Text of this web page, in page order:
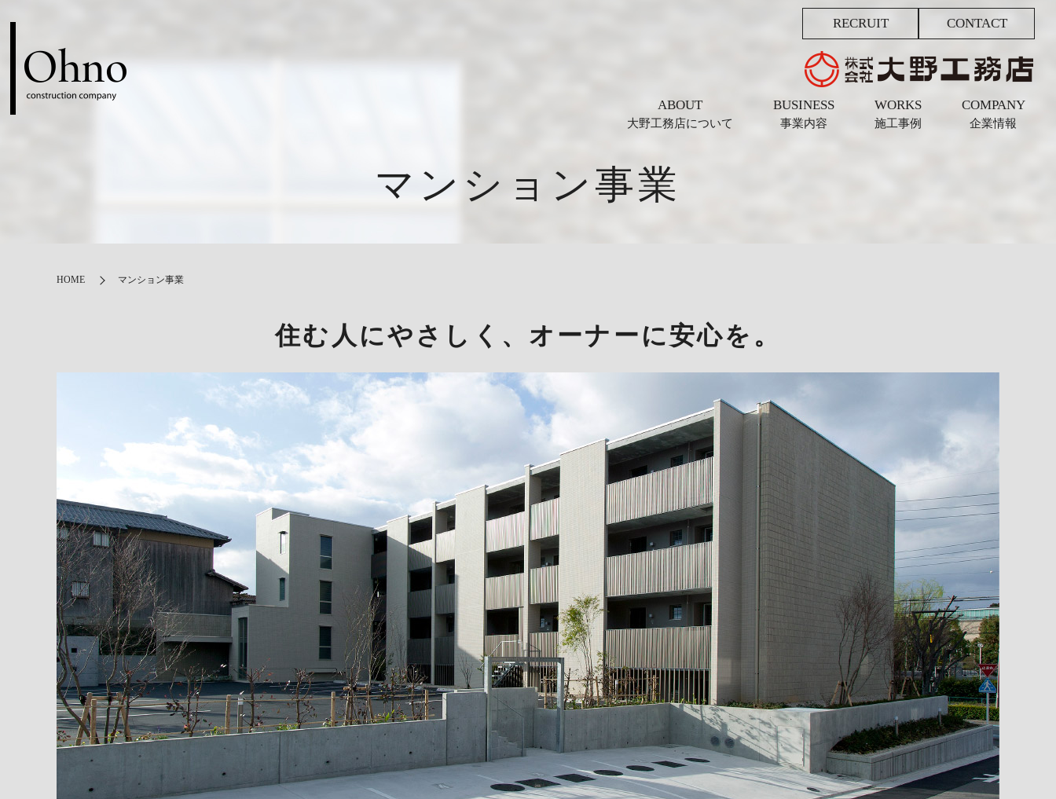
ABOUT
大野工務店について
BUSINESS
事業内容
WORKS
施工事例
COMPANY
企業情報
RECRUIT CONTACT
マンション事業
HOME マンション事業
住む人にやさしく、オーナーに安心を。